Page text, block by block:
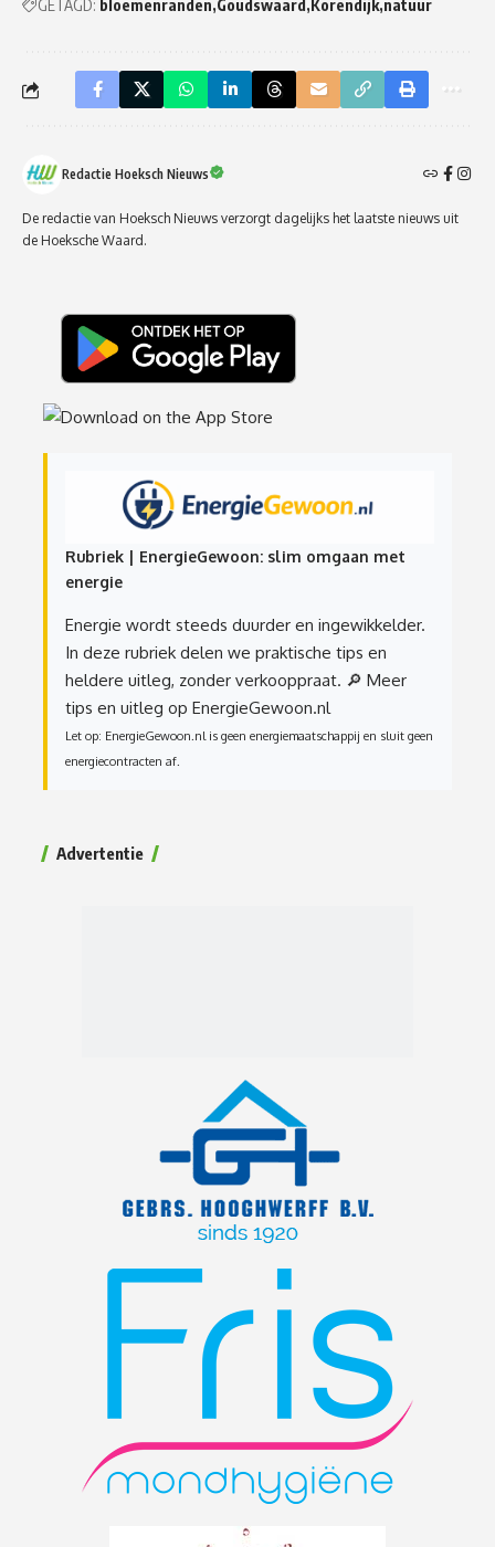
GETAGD: bloemenranden Goudswaard Korendijk natuur
Redactie Hoeksch Nieuws
De redactie van Hoeksch Nieuws verzorgt dagelijks het laatste nieuws uit
de Hoeksche Waard.
Rubriek | EnergieGewoon: slim omgaan met
energie
Energie wordt steeds duurder en ingewikkelder.
In deze rubriek delen we praktische tips en
heldere uitleg, zonder verkooppraat. 🔎 Meer
tips en uitleg op EnergieGewoon.nl
Let op: EnergieGewoon.nl is geen energiemaatschappij en sluit geen
energiecontracten af.
Advertentie